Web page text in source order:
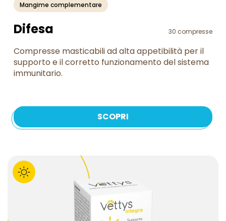
Mangime complementare
Difesa 30 compresse
Compresse masticabili ad alta appetibilità per il
supporto e il corretto funzionamento del sistema
immunitario.
SCOPRI